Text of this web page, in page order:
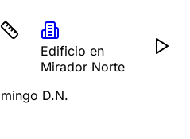
Edificio en
Mirador Norte
D.N.